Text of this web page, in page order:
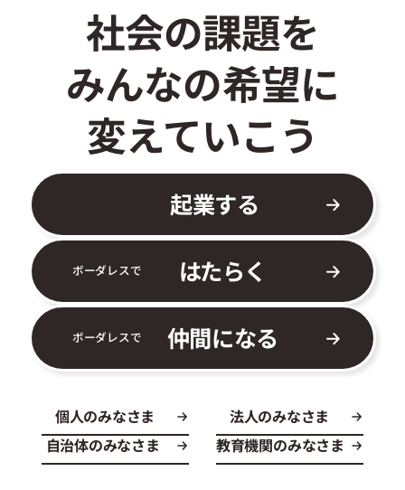
社会の課題を
みんなの希望に
変えていこう
起業する
ボーダレスで はたらく
ボーダレスで 仲間になる
個人のみなさま
法人のみなさま
自治体のみなさま
教育機関のみなさま